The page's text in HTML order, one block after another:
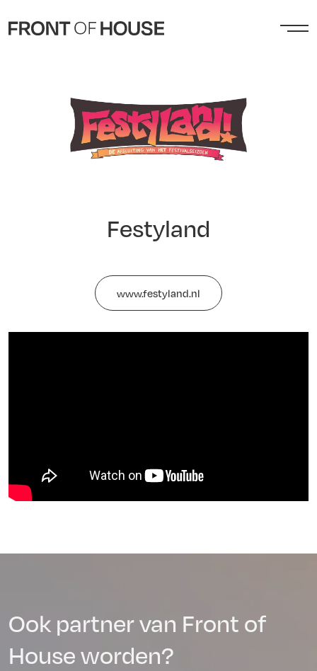
Festyland
www.festyland.nl
Ook partner van Front of
House worden?